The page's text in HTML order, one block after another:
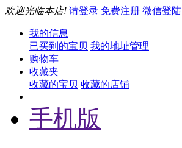
欢迎光临本店! 请登录 免费注册 微信登陆
我的信息
已买到的宝贝 我的地址管理
购物车
收藏夹
收藏的宝贝 收藏的店铺
手机版